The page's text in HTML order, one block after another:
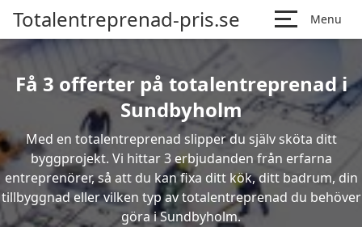
Totalentreprenad-pris.se Menu
Få 3 offerter på totalentreprenad i
Sundbyholm
Med en totalentreprenad slipper du själv sköta ditt
byggprojekt. Vi hittar 3 erbjudanden från erfarna
entreprenörer, så att du kan fixa ditt kök, ditt badrum, din
tillbyggnad eller vilken typ av totalentreprenad du behöver
göra i Sundbyholm.